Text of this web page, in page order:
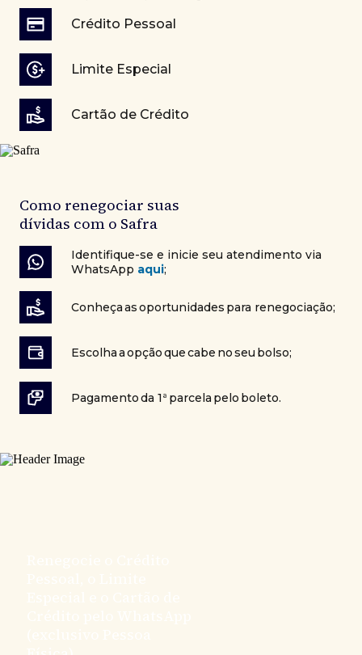
Crédito Pessoal
Limite Especial
Cartão de Crédito
Como renegociar suas
dívidas com o Safra
Identifique-se e inicie seu atendimento via
WhatsApp aqui;
Conheça as oportunidades para renegociação​;
Escolha a opção que cabe no seu bolso;
Pagamento da 1ª parcela pelo boleto.